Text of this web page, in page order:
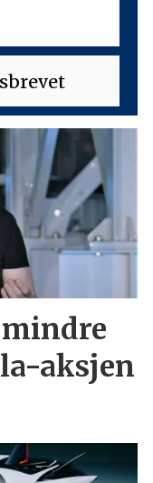
aksjen